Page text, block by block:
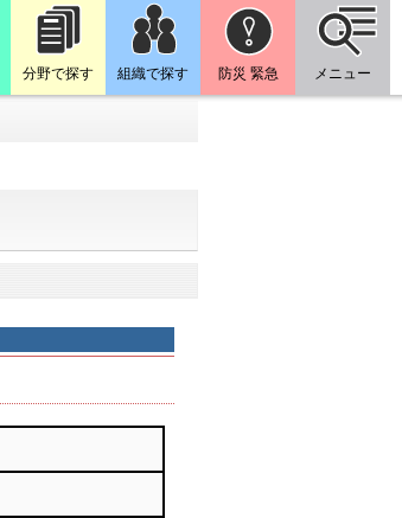
分野で探す 組織で探す 防災 緊急 メニュー